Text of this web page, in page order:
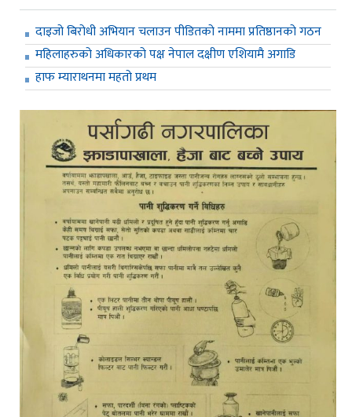
दाइजो बिरोधी अभियान चलाउन पीडितको नाममा प्रतिष्ठानको गठन
महिलाहरुको अधिकारको पक्ष नेपाल दक्षीण एशियामै अगाडि
हाफ म्याराथनमा महतो प्रथम